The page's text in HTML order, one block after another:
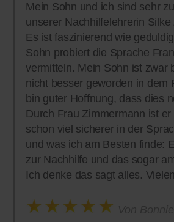
Mein Sohn und ich sind sehr
unserer Nachhilfelehrerin Silke
Es ist faszinierend wie
Sohn probiert die Sprache
vermitteln. Mein Sohn ist zwar
nicht besser geworden in dem
bin guter Hoffnung, dass dies
Durch Frau Zimmermann ist er
schon viel sicherer in der
und was ich am Besten finde:
zur Nachhilfe und das sogar
Ich denke das sagt alles.